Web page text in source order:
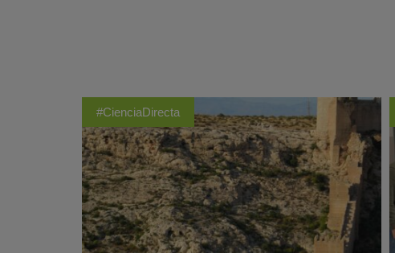
#CienciaDirecta